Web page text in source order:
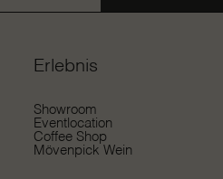
Erlebnis
Showroom
Eventlocation
Coffee Shop
Mövenpick Wein